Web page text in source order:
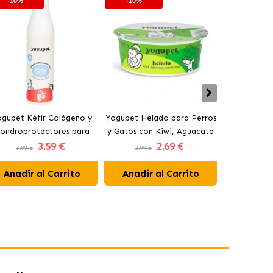
Kéfir Colágeno y
para
y Gatos con Pera y
3.99 € 3.59 €
Añadir al Carrito
Yogupet Helado para Perros
y Gatos con Kiwi, Aguacate
y Manzana
2.99 € 2.69 €
Añadir al Carrito